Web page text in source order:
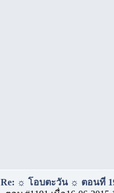
Re: ☼ โอบตะวัน ☼ ตอนที่ 19